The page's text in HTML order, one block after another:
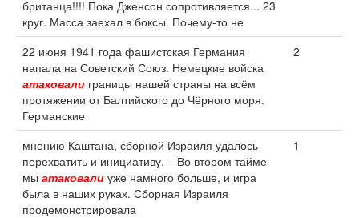
британца!!!! Пока Дженсон сопротивляется... 23
круг. Масса заехал в боксы. Почему-то не
22 июня 1941 года фашистская Германия
напала на Советский Союз. Немецкие войска
атаковали границы нашей страны на всём
протяжении от Балтийского до Чёрного моря.
Германские
2
мнению Каштана, сборной Израиля удалось
перехватить и инициативу. – Во втором тайме
мы атаковали уже намного больше, и игра
была в наших руках. Сборная Израиля
продемонстрировала
1